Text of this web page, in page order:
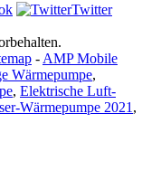
Twitter
- AMP Mobile
Wärmepumpe,
, Elektrische Luft-
Wärmepumpe 2021 ,